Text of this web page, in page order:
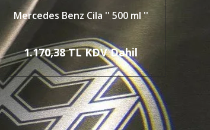
Mercedes Benz Cila '' 500 ml ''
1.170,38 TL KDV Dahil